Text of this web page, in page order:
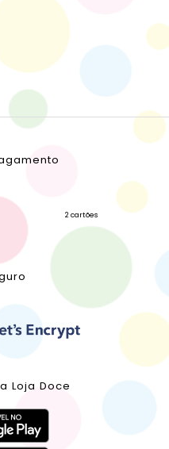
2 cartões
Loja Doce